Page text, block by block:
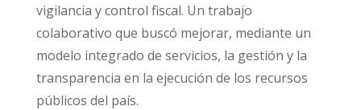
vigilancia y control fiscal. Un trabajo
colaborativo que buscó mejorar, mediante un
modelo integrado de servicios, la gestión y la
transparencia en la ejecución de los recursos
públicos del país.